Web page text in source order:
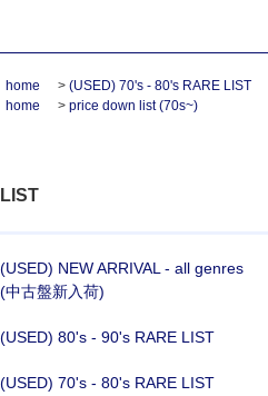
home > (USED) 70's - 80's RARE LIST
home
> price down list (70s~)
LIST
(USED) NEW ARRIVAL - all genres
(中古盤新入荷)
(USED) 80's - 90's RARE LIST
(USED) 70's - 80's RARE LIST